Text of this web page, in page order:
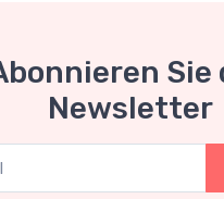
Collection 1-43
22A Ferrari 553 Squalo
Sie
Newsletter